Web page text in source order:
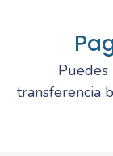
Puedes
transferencia